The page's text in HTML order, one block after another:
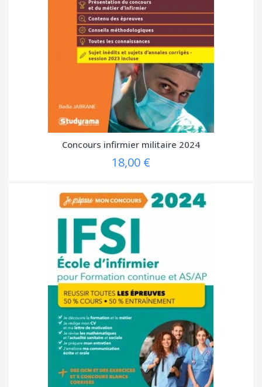
Concours infirmier militaire 2024
18,00 €